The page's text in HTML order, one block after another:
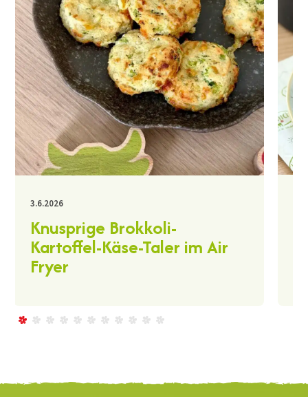
3.6.2026
Knusprige Brokkoli-
Kartoffel-Käse-Taler im Air
Fryer